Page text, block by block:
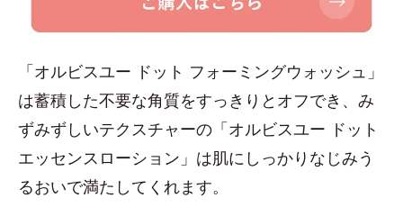
「オルビスユー ドット フォーミングウォッシュ」
は蓄積した不要な角質をすっきりとオフでき、み
ずみずしいテクスチャーの「オルビスユー ドット
エッセンスローション」は肌にしっかりなじみう
るおいで満たしてくれます。